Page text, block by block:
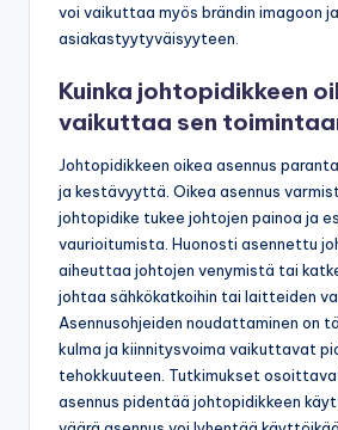
voi vaikuttaa myös brändin imagoon ja
asiakastyytyväisyyteen.
Kuinka johtopidikkeen
vaikuttaa sen
Johtopidikkeen oikea asennus
ja kestävyyttä. Oikea asennus
johtopidike tukee johtojen painoa ja
vaurioitumista. Huonosti asennettu
aiheuttaa johtojen venymistä tai
johtaa sähkökatkoihin tai laitteiden
Asennusohjeiden noudattaminen on
kulma ja kiinnitysvoima vaikuttavat
tehokkuuteen. Tutkimukset
asennus pidentää johtopidikkeen